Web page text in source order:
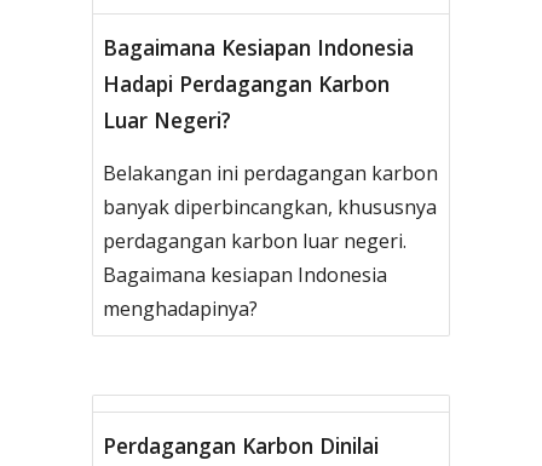
Bagaimana Kesiapan Indonesia
Hadapi Perdagangan Karbon
Luar Negeri?
Belakangan ini perdagangan karbon
banyak diperbincangkan, khususnya
perdagangan karbon luar negeri.
Bagaimana kesiapan Indonesia
menghadapinya?
Perdagangan Karbon Dinilai